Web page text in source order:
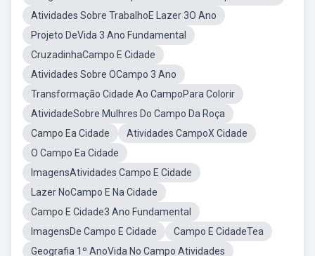
Atividades Sobre TrabalhoE Lazer 3O Ano
Projeto DeVida 3 Ano Fundamental
CruzadinhaCampo E Cidade
Atividades Sobre OCampo 3 Ano
Transformação Cidade Ao CampoPara Colorir
AtividadeSobre Mulhres Do Campo Da Roça
Campo Ea Cidade
Atividades CampoX Cidade
O Campo Ea Cidade
ImagensAtividades Campo E Cidade
Lazer NoCampo E Na Cidade
Campo E Cidade3 Ano Fundamental
ImagensDe Campo E Cidade
Campo E CidadeTea
Geografia 1º AnoVida No Campo Atividades